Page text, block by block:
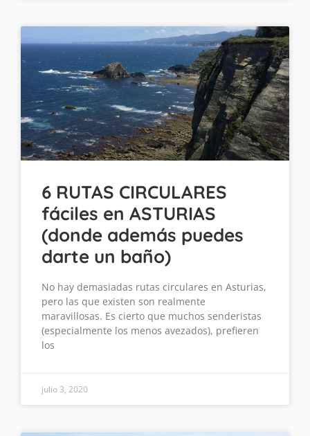
6 RUTAS CIRCULARES
fáciles en ASTURIAS
(donde además puedes
darte un baño)
No hay demasiadas rutas circulares en Asturias,
pero las que existen son realmente
maravillosas. Es cierto que muchos senderistas
(especialmente los menos avezados), prefieren
los
julio 3, 2020